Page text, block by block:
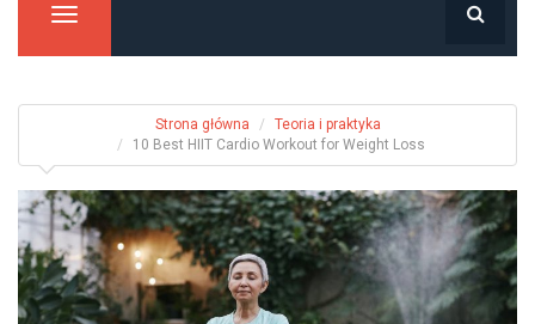
Manu
Strona główna
Teoria i praktyka
10 Best HIIT Cardio Workout for Weight Loss